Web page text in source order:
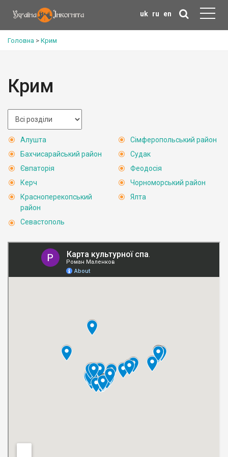
uk ru en
Головна > Крим
Крим
Алушта
Бахчисарайський район
Євпаторія
Керч
Красноперекопський
район
Севастополь
Сімферопольський район
Судак
Феодосія
Чорноморський район
Ялта